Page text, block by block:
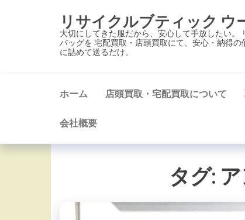
リサイクルブティック ウ
大切にしてきた服だから、安心して手放したい
バッグを 宅配買取・店頭買取にて、安心・納得
に詰めて送るだけ。
ホーム 店頭買取・宅配買取について
会社概要
タグ: